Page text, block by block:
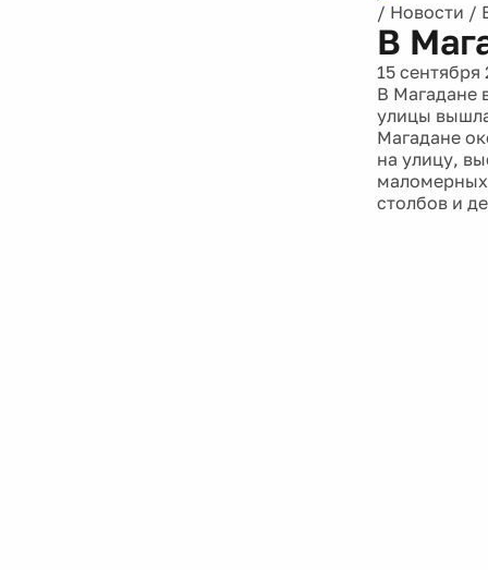
/ Новости /
В
15 сентября
В Магадане
улицы
Магадане
на улицу,
столбов и